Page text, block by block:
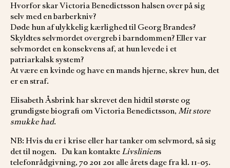
Hvorfor skar Victoria Benedictsson halsen over på sig
selv med en barberkniv?
Døde hun af ulykkelig kærlighed til Georg Brandes?
Skyldtes selvmordet overgreb i barndommen? Eller var
selvmordet en konsekvens af, at hun levede i et
patriarkalsk system?
At være en kvinde og have en mands hjerne, skrev hun, det
er en straf.
Elisabeth Åsbrink har skrevet den hidtil største og
grundigste biografi om Victoria Benedictsson, Mit store
smukke had.
NB: Hvis du er i krise eller har tanker om selvmord, så sig
det til nogen. Du kan kontakte Livsliniens
telefonrådgivning, 70 201 201 alle årets dage fra kl. 11-05.